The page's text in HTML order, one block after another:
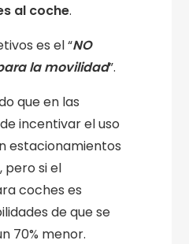
al coche.
es el “NO
la movilidad”.
que en las
incentivar el uso
estacionamientos
pero si el
coches es
de que se
70% menor.